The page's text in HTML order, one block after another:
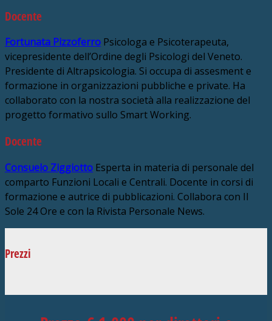
Docente
Fortunata Pizzoferro Psicologa e Psicoterapeuta,
vicepresidente dell’Ordine degli Psicologi del Veneto.
Presidente di Altrapsicologia. Si occupa di assesment e
formazione in organizzazioni pubbliche e private. Ha
collaborato con la nostra società alla realizzazione del
progetto formativo sullo Smart Working.
Docente
Consuelo Ziggiotto Esperta in materia di personale del
comparto Funzioni Locali e Centrali. Docente in corsi di
formazione e autrice di pubblicazioni. Collabora con Il
Sole 24 Ore e con la Rivista Personale News.
Prezzi